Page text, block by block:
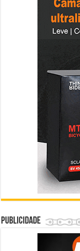
Publicidade